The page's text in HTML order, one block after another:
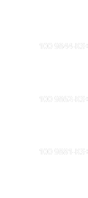
100 9844-
100 9862-
100 9881-